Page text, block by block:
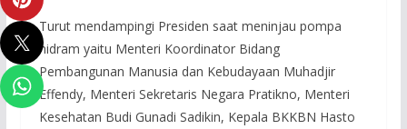
Turut mendampingi Presiden saat meninjau pompa
hidram yaitu Menteri Koordinator Bidang
Pembangunan Manusia dan Kebudayaan Muhadjir
Effendy, Menteri Sekretaris Negara Pratikno, Menteri
Kesehatan Budi Gunadi Sadikin, Kepala BKKBN Hasto